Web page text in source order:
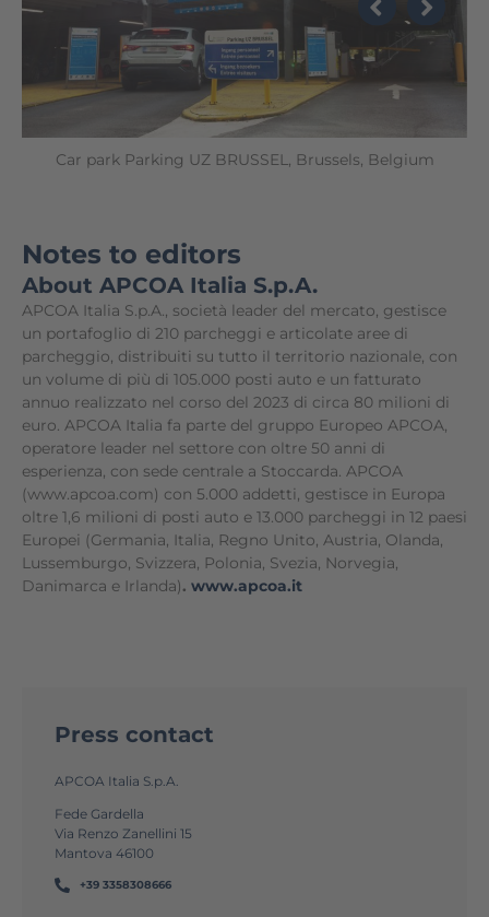
Car park Parking UZ BRUSSEL, Brussels, Belgium
Notes to editors
About APCOA Italia S.p.A.
APCOA Italia S.p.A., società leader del mercato, gestisce
un portafoglio di 210 parcheggi e articolate aree di
parcheggio, distribuiti su tutto il territorio nazionale, con
un volume di più di 105.000 posti auto e un fatturato
annuo realizzato nel corso del 2023 di circa 80 milioni di
euro. APCOA Italia fa parte del gruppo Europeo APCOA,
operatore leader nel settore con oltre 50 anni di
esperienza, con sede centrale a Stoccarda. APCOA
(www.apcoa.com) con 5.000 addetti, gestisce in Europa
oltre 1,6 milioni di posti auto e 13.000 parcheggi in 12 paesi
Europei (Germania, Italia, Regno Unito, Austria, Olanda,
Lussemburgo, Svizzera, Polonia, Svezia, Norvegia,
Danimarca e Irlanda). www.apcoa.it
Press contact
APCOA Italia S.p.A.
Fede Gardella
Via Renzo Zanellini 15
Mantova 46100
+39 3358308666